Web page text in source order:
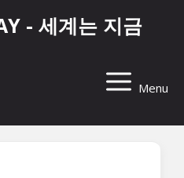
- 세계는 지금
Menu